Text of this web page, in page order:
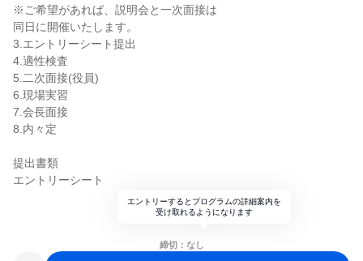
※ご希望があれば、説明会と一次面接は
同日に開催いたします。
3.エントリーシート提出
4.適性検査
5.二次面接(役員)
6.現場実習
7.会長面接
8.内々定
提出書類
エントリーシート
エントリーするとプログラムの詳細案内を
受け取れるようになります
締切：なし